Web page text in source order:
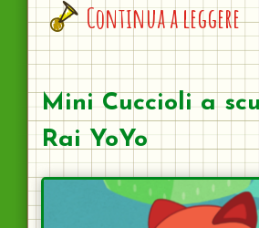
Continua a leggere
Mini Cuccioli a
Rai YoYo